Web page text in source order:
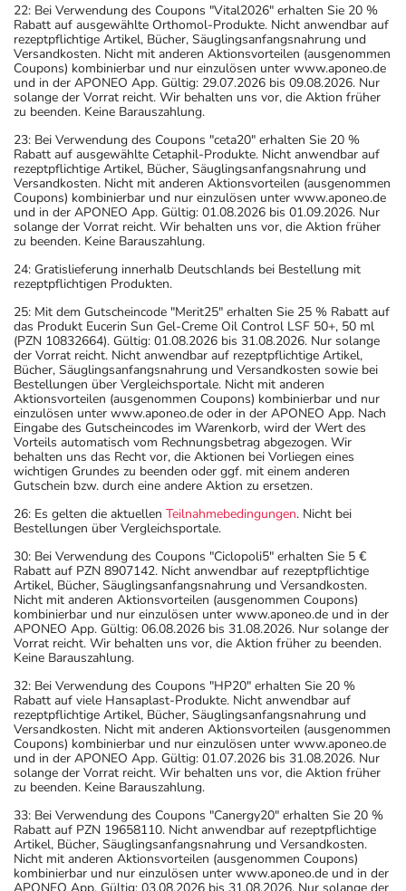
22: Bei Verwendung des Coupons "Vital2026" erhalten Sie 20 %
Rabatt auf ausgewählte Orthomol-Produkte. Nicht anwendbar auf
rezeptpflichtige Artikel, Bücher, Säuglingsanfangsnahrung und
Versandkosten. Nicht mit anderen Aktionsvorteilen (ausgenommen
Coupons) kombinierbar und nur einzulösen unter www.aponeo.de
und in der APONEO App. Gültig: 29.07.2026 bis 09.08.2026. Nur
solange der Vorrat reicht. Wir behalten uns vor, die Aktion früher
zu beenden. Keine Barauszahlung.
23: Bei Verwendung des Coupons "ceta20" erhalten Sie 20 %
Rabatt auf ausgewählte Cetaphil-Produkte. Nicht anwendbar auf
rezeptpflichtige Artikel, Bücher, Säuglingsanfangsnahrung und
Versandkosten. Nicht mit anderen Aktionsvorteilen (ausgenommen
Coupons) kombinierbar und nur einzulösen unter www.aponeo.de
und in der APONEO App. Gültig: 01.08.2026 bis 01.09.2026. Nur
solange der Vorrat reicht. Wir behalten uns vor, die Aktion früher
zu beenden. Keine Barauszahlung.
24: Gratislieferung innerhalb Deutschlands bei Bestellung mit
rezeptpflichtigen Produkten.
25: Mit dem Gutscheincode "Merit25" erhalten Sie 25 % Rabatt auf
das Produkt Eucerin Sun Gel-Creme Oil Control LSF 50+, 50 ml
(PZN 10832664). Gültig: 01.08.2026 bis 31.08.2026. Nur solange
der Vorrat reicht. Nicht anwendbar auf rezeptpflichtige Artikel,
Bücher, Säuglingsanfangsnahrung und Versandkosten sowie bei
Bestellungen über Vergleichsportale. Nicht mit anderen
Aktionsvorteilen (ausgenommen Coupons) kombinierbar und nur
einzulösen unter www.aponeo.de oder in der APONEO App. Nach
Eingabe des Gutscheincodes im Warenkorb, wird der Wert des
Vorteils automatisch vom Rechnungsbetrag abgezogen. Wir
behalten uns das Recht vor, die Aktionen bei Vorliegen eines
wichtigen Grundes zu beenden oder ggf. mit einem anderen
Gutschein bzw. durch eine andere Aktion zu ersetzen.
26: Es gelten die aktuellen Teilnahmebedingungen. Nicht bei
Bestellungen über Vergleichsportale.
30: Bei Verwendung des Coupons "Ciclopoli5" erhalten Sie 5 €
Rabatt auf PZN 8907142. Nicht anwendbar auf rezeptpflichtige
Artikel, Bücher, Säuglingsanfangsnahrung und Versandkosten.
Nicht mit anderen Aktionsvorteilen (ausgenommen Coupons)
kombinierbar und nur einzulösen unter www.aponeo.de und in der
APONEO App. Gültig: 06.08.2026 bis 31.08.2026. Nur solange der
Vorrat reicht. Wir behalten uns vor, die Aktion früher zu beenden.
Keine Barauszahlung.
32: Bei Verwendung des Coupons "HP20" erhalten Sie 20 %
Rabatt auf viele Hansaplast-Produkte. Nicht anwendbar auf
rezeptpflichtige Artikel, Bücher, Säuglingsanfangsnahrung und
Versandkosten. Nicht mit anderen Aktionsvorteilen (ausgenommen
Coupons) kombinierbar und nur einzulösen unter www.aponeo.de
und in der APONEO App. Gültig: 01.07.2026 bis 31.08.2026. Nur
solange der Vorrat reicht. Wir behalten uns vor, die Aktion früher
zu beenden. Keine Barauszahlung.
33: Bei Verwendung des Coupons "Canergy20" erhalten Sie 20 %
Rabatt auf PZN 19658110. Nicht anwendbar auf rezeptpflichtige
Artikel, Bücher, Säuglingsanfangsnahrung und Versandkosten.
Nicht mit anderen Aktionsvorteilen (ausgenommen Coupons)
kombinierbar und nur einzulösen unter www.aponeo.de und in der